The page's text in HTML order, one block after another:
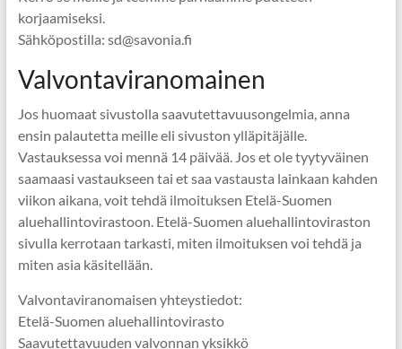
korjaamiseksi.
Sähköpostilla: sd@savonia.fi
Valvontaviranomainen
Jos huomaat sivustolla saavutettavuusongelmia, anna
ensin palautetta meille eli sivuston ylläpitäjälle.
Vastauksessa voi mennä 14 päivää. Jos et ole tyytyväinen
saamaasi vastaukseen tai et saa vastausta lainkaan kahden
viikon aikana, voit tehdä ilmoituksen Etelä-Suomen
aluehallintovirastoon. Etelä-Suomen aluehallintoviraston
sivulla kerrotaan tarkasti, miten ilmoituksen voi tehdä ja
miten asia käsitellään.
Valvontaviranomaisen yhteystiedot:
Etelä-Suomen aluehallintovirasto
Saavutettavuuden valvonnan yksikkö